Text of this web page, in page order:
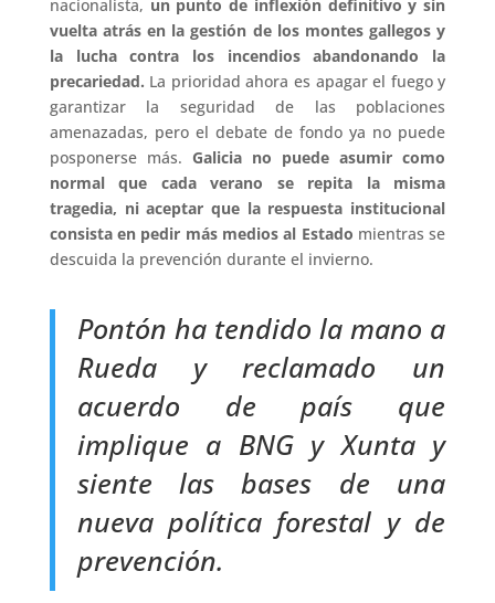
nacionalista, un punto de inflexión definitivo y sin
vuelta atrás en la gestión de los montes gallegos y
la lucha contra los incendios abandonando la
precariedad. La prioridad ahora es apagar el fuego y
garantizar la seguridad de las poblaciones
amenazadas, pero el debate de fondo ya no puede
posponerse más. Galicia no puede asumir como
normal que cada verano se repita la misma
tragedia, ni aceptar que la respuesta institucional
consista en pedir más medios al Estado mientras se
descuida la prevención durante el invierno.
Pontón ha tendido la mano a
Rueda y reclamado un
acuerdo de país que
implique a BNG y Xunta y
siente las bases de una
nueva política forestal y de
prevención.